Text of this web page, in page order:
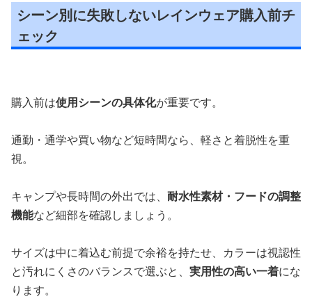
シーン別に失敗しないレインウェア購入前チ
ェック
購入前は使用シーンの具体化が重要です。
通勤・通学や買い物など短時間なら、軽さと着脱性を重
視。
キャンプや長時間の外出では、 耐水性素材・フードの調整
機能など細部を確認しましょう。
サイズは中に着込む前提で余裕を持たせ、カラーは視認性
と汚れにくさのバランスで選ぶと、 実用性の高い一着にな
ります。